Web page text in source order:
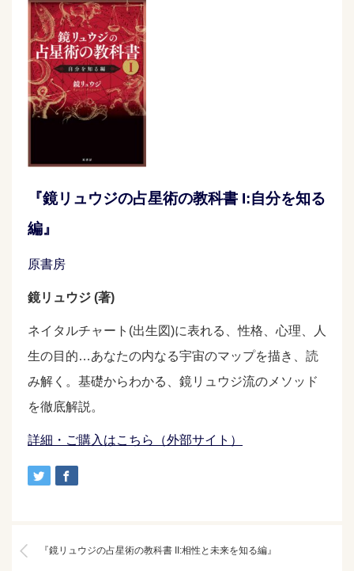
『鏡リュウジの占星術の教科書 I:自分を知る
編』
原書房
鏡リュウジ (著)
ネイタルチャート(出生図)に表れる、性格、心理、人
生の目的…あなたの内なる宇宙のマップを描き、読
み解く。基礎からわかる、鏡リュウジ流のメソッド
を徹底解説。
詳細・ご購入はこちら（外部サイト）
『鏡リュウジの占星術の教科書 II:相性と未来を知る編』